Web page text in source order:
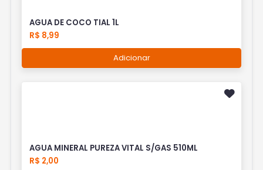
AGUA DE COCO TIAL 1L
R$ 8,99
Adicionar
AGUA MINERAL PUREZA VITAL S/GAS 510ML
R$ 2,00